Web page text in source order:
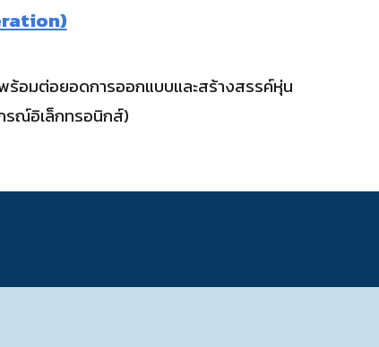
ร้อมต่อยอดการออกแบบและสร้างสรรค์หุ่น
รณ์อิเล็กทรอนิกส์)